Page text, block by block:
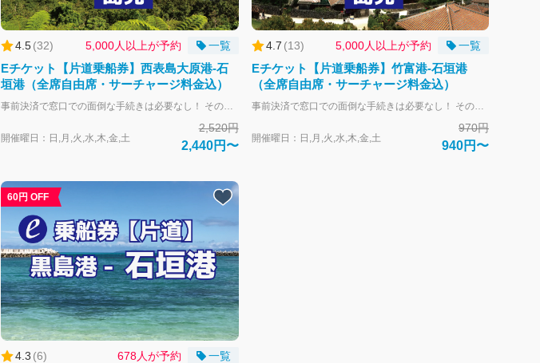
4.5(32) 5,000人以上が予約 一覧
Eチケット【片道乗船券】西表島大原港-石
垣港（全席自由席・サーチャージ料金込）
事前決済で窓口での面倒な手続きは必要なし！ そのまま乗船可能です。 大人-中学生以上 子供-小学生 幼児-未就学児 幼児のお子様は大人1名につき1名膝上扱いで無料となります。 大人の人数より多い場合やお席が必要な場合は子供運賃にてお申し込みください。 全席自由席。 片道づつの販売となります。 往復ご利用の場合はそれぞれご購入下さい。 往路と復路のご購入で往復割引と同額になるように、片道あたりの料金を割引しております。
開催曜日：日,月,火,水,木,金,土
2,520円
2,440円〜
4.7 (13) 5,000人以上が予約 一覧
Eチケット【片道乗船券】竹富港-石垣港
（全席自由席・サーチャージ料金込）
事前決済で窓口での面倒な手続きは必要なし！ そのまま乗船可能です。 大人-中学生以上 子供-小学生 幼児-未就学児 幼児のお子様は大人1名につき1名膝上扱いで無料となります。 大人の人数より多い場合やお席が必要な場合は子供運賃にてお申し込みください。 全席自由席。 片道づつの販売となります。 往復ご利用の場合はそれぞれご購入下さい。 往路と復路のご購入で往復割引と同額になるように、片道あたりの料金を割引しております。
開催曜日：日,月,火,水,木,金,土
970円
940円〜
60円 OFF
4.3 (6) 678人が予約 一覧